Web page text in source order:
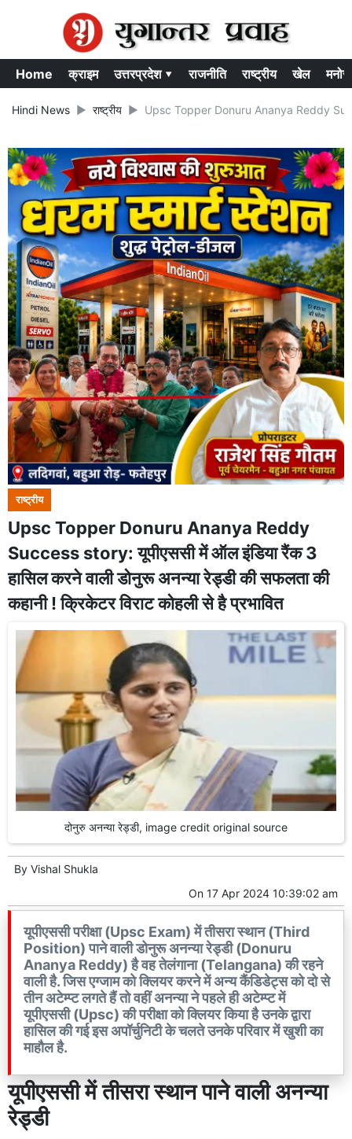
Home क्राइम उत्तरप्रदेश ▾ राजनीति राष्ट्रीय खेल
Hindi News राष्ट्रीय Upsc Topper Donuru Ananya Reddy
राष्ट्रीय
Upsc Topper Donuru Ananya Reddy
Success story: यूपीएससी में ऑल इंडिया रैंक 3
हासिल करने वाली डोनुरू अनन्या रेड्डी की सफलता की
कहानी ! क्रिकेटर विराट कोहली से है प्रभावित
दोनुरु अनन्या रेड्डी, image credit original source
By Vishal Shukla
On 17 Apr 2024 10:39:02 am
यूपीएससी परीक्षा (Upsc Exam) में तीसरा स्थान (Third
Position) पाने वाली डोनुरू अनन्या रेड्डी (Donuru
Ananya Reddy) है वह तेलंगाना (Telangana) की रहने
वाली है. जिस एग्जाम को क्लियर करने में अन्य कैंडिडेट्स को दो से
तीन अटेम्प्ट लगते हैं तो वहीं अनन्या ने पहले ही अटेम्प्ट में
यूपीएससी (Upsc) की परीक्षा को क्लियर किया है उनके द्वारा
हासिल की गई इस अपॉर्चुनिटी के चलते उनके परिवार में खुशी का
माहौल है.
यूपीएससी में तीसरा स्थान पाने वाली अनन्या
रेड्डी